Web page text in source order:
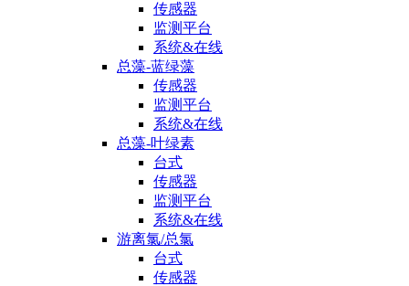
传感器
监测平台
系统&在线
总藻-蓝绿藻
传感器
监测平台
系统&在线
总藻-叶绿素
台式
传感器
监测平台
系统&在线
游离氯/总氯
台式
传感器